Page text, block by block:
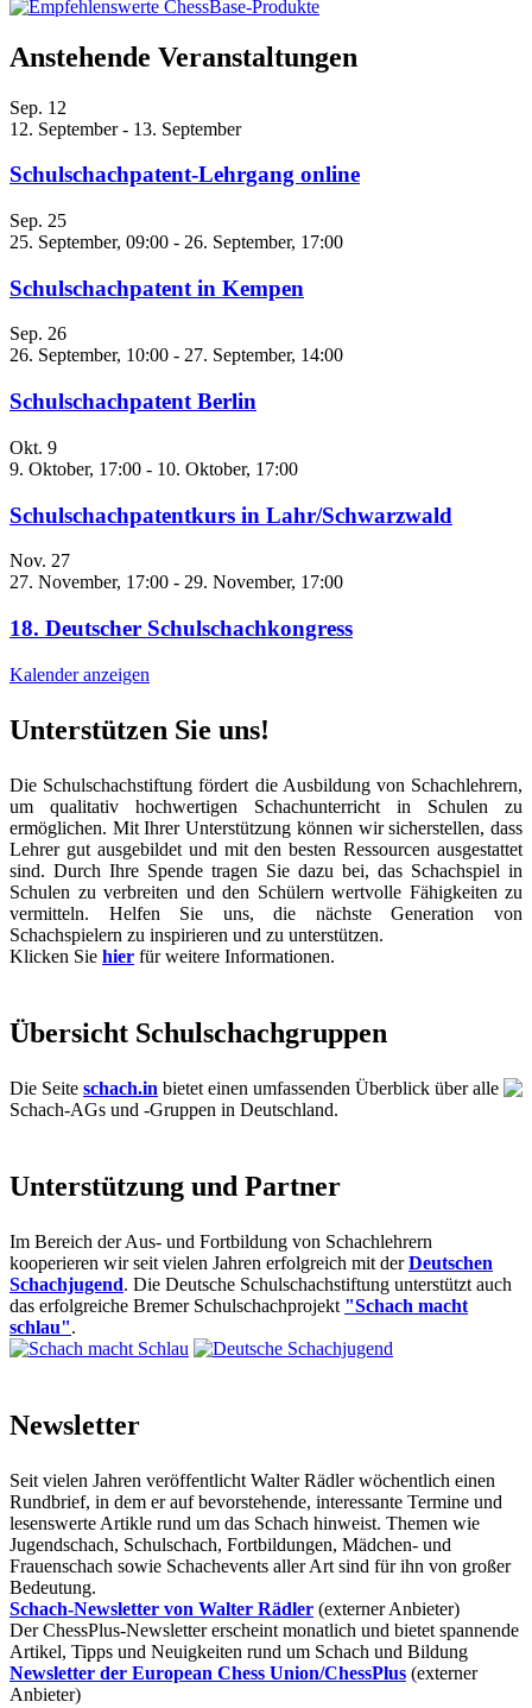
Anstehende Veranstaltungen
Sep. 12
12. September- 13. September
Schulschachpatent-Lehrgang online
Sep. 25
25. September, 09:00 - 26. September, 17:00
Schulschachpatent in Kempen
Sep. 26
26. September, 10:00 - 27. September, 14:00
Schulschachpatent Berlin
Okt. 9
9. Oktober, 17:00 - 10. Oktober, 17:00
Schulschachpatentkurs in Lahr/Schwarzwald
Nov. 27
27. November, 17:00 - 29. November, 17:00
18. Deutscher Schulschachkongress
Kalender anzeigen
Unterstützen Sie uns!
Die Schulschachstiftung fördert die Ausbildung von Schachlehrern,
um qualitativ hochwertigen Schachunterricht in Schulen zu
ermöglichen. Mit Ihrer Unterstützung können wir sicherstellen, dass
Lehrer gut ausgebildet und mit den besten Ressourcen ausgestattet
sind. Durch Ihre Spende tragen Sie dazu bei, das Schachspiel in
Schulen zu verbreiten und den Schülern wertvolle Fähigkeiten zu
vermitteln. Helfen Sie uns, die nächste Generation von
Schachspielern zu inspirieren und zu unterstützen.
Klicken Sie hier für weitere Informationen.
Übersicht Schulschachgruppen
Die Seite schach.in bietet einen umfassenden Überblick über alle
Schach-AGs und -Gruppen in Deutschland.
Unterstützung und Partner
Im Bereich der Aus- und Fortbildung von Schachlehrern
kooperieren wir seit vielen Jahren erfolgreich mit derDeutschen
Schachjugend. Die Deutsche Schulschachstiftung unterstützt auch
das erfolgreiche Bremer Schulschachprojekt "Schach macht
schlau".
Newsletter
Seit vielen Jahren veröffentlicht Walter Rädler wöchentlich einen
Rundbrief, in dem er auf bevorstehende, interessante Termine und
lesenswerte Artikle rund um das Schach hinweist. Themen wie
Jugendschach, Schulschach, Fortbildungen, Mädchen- und
Frauenschach sowie Schachevents aller Art sind für ihn von großer
Bedeutung.
Schach-Newsletter von Walter Rädler (externer Anbieter)
Der ChessPlus-Newsletter erscheint monatlich und bietet spannende
Artikel, Tipps und Neuigkeiten rund um Schach und Bildung
Newsletter der European Chess Union/ChessPlus (externer
Anbieter)